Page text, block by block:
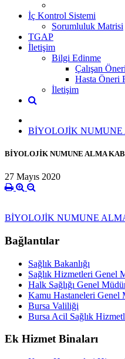
İç Kontrol Sistemi
Sorumluluk Matrisi
TGAP
İletişim
Bilgi Edinme
Çalışan
Hasta Öneri
İletişim
BİYOLOJİK
BİYOLOJİK NUMUNE ALMA
27 Mayıs 2020
BİYOLOJİK NUMUNE
Bağlantılar
Sağlık Bakanlığı
Sağlık Hizmetleri Genel
Halk Sağlığı Genel
Kamu Hastaneleri Genel
Bursa Valiliği
Bursa Acil Sağlık
Ek Hizmet Binaları